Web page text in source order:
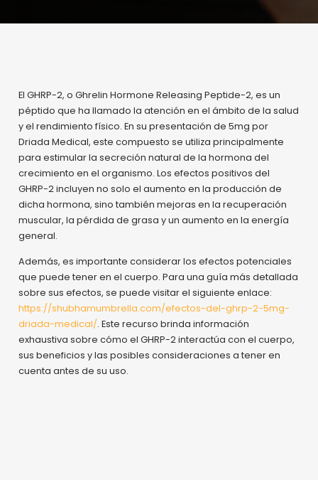
El GHRP-2, o Ghrelin Hormone Releasing Peptide-2, es un
péptido que ha llamado la atención en el ámbito de la salud
y el rendimiento físico. En su presentación de 5mg por
Driada Medical, este compuesto se utiliza principalmente
para estimular la secreción natural de la hormona del
crecimiento en el organismo. Los efectos positivos del
GHRP-2 incluyen no solo el aumento en la producción de
dicha hormona, sino también mejoras en la recuperación
muscular, la pérdida de grasa y un aumento en la energía
general.
Además, es importante considerar los efectos potenciales
que puede tener en el cuerpo. Para una guía más detallada
sobre sus efectos, se puede visitar el siguiente enlace:
https://shubhamumbrella.com/efectos-del-ghrp-2-5mg-
driada-medical/. Este recurso brinda información
exhaustiva sobre cómo el GHRP-2 interactúa con el cuerpo,
sus beneficios y las posibles consideraciones a tener en
cuenta antes de su uso.